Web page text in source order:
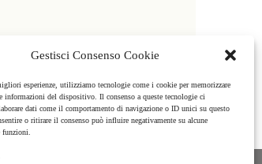
Gestisci Consenso Cookie
esperienze, utilizziamo tecnologie come i cookie per memorizzare
informazioni del dispositivo. Il consenso a queste tecnologie ci
dati come il comportamento di navigazione o ID unici su questo
o ritirare il consenso può influire negativamente su alcune
funzioni.